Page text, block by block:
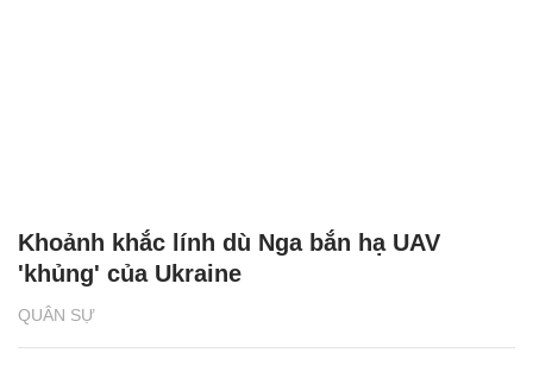
QUÂN SỰ
Khoảnh khắc lính dù Nga bắn hạ UAV
'khủng' của Ukraine